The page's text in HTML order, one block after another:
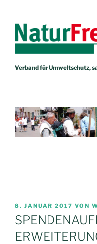
springen
Verband für Umweltschutz,
VERÖFFENTLICHT
AM
8. JANUAR 2017 VON